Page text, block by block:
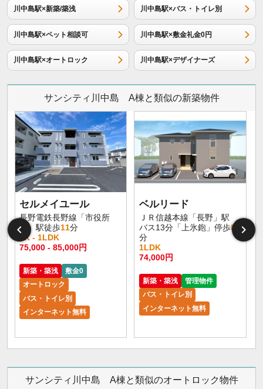
川中島駅×新築/築浅 川中島駅×バス・トイレ別
川中島駅×ペット相談可 川中島駅×敷金礼金0円
川中島駅×オートロック 川中島駅×デザイナーズ
サンシティ川中島 A棟と類似の新築物件
セルメイユール
長野電鉄長野線「市役所
前」駅徒歩11分
1K - 1LDK
75,000 - 85,000円
新築・築浅
敷金0
オートロック
バス・トイレ別
インターネット無料
ベルリード
ＪＲ信越本線「長野」駅
バス13分「上氷鉋」停歩8
分
1LDK
74,000円
新築・築浅
管理物件
バス・トイレ別
インターネット無料
サンシティ川中島 A棟と類似のオートロック物件